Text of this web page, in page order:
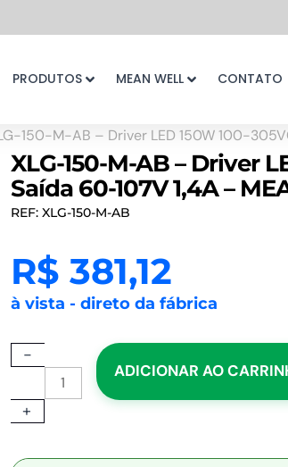
PRODUTOS MEAN WELL CONTATO
150-M-AB – Driver LED 150W 100-
XLG-150-M-AB – Driver
Saída 60-107V 1,4A –
REF: XLG-150-M-AB
R$ 381,12
à vista - direto da fábrica
-
XLG-
M-
AB
+
ADICIONAR AO